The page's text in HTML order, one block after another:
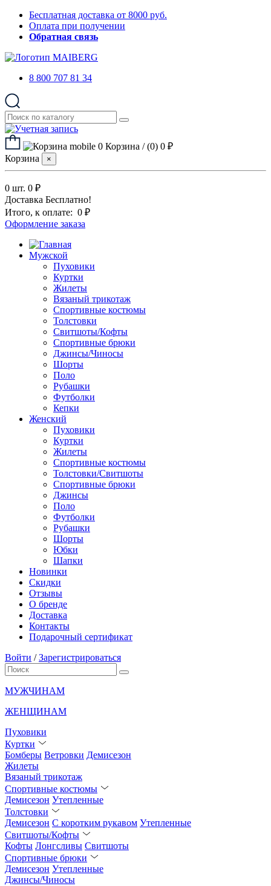
Бесплатная доставка от 8000 руб.
Оплата при получении
Обратная связь
8 800 707 81 34
0 Корзина /(0) 0 ₽
Корзина
×
0 шт. 0 ₽
Доставка Бесплатно!
Итого, к оплате: 0 ₽
Оформление заказа
Мужской
Пуховики
Куртки
Жилеты
Вязаный трикотаж
Спортивные костюмы
Толстовки
Свитшоты/Кофты
Спортивные брюки
Джинсы/Чиносы
Шорты
Поло
Рубашки
Футболки
Кепки
Женский
Пуховики
Куртки
Жилеты
Спортивные костюмы
Толстовки/Свитшоты
Спортивные брюки
Джинсы
Поло
Футболки
Рубашки
Шорты
Юбки
Шапки
Новинки
Скидки
Отзывы
О бренде
Доставка
Контакты
Подарочный сертификат
Войти /Зарегистрироваться
МУЖЧИНАМ
ЖЕНЩИНАМ
Пуховики
Куртки
Бомберы Ветровки Демисезон
Жилеты
Вязаный трикотаж
Спортивные костюмы
Демисезон Утепленные
Толстовки
Демисезон С коротким рукавом Утепленные
Свитшоты/Кофты
Кофты Лонгсливы Свитшоты
Спортивные брюки
Демисезон Утепленные
Джинсы/Чиносы